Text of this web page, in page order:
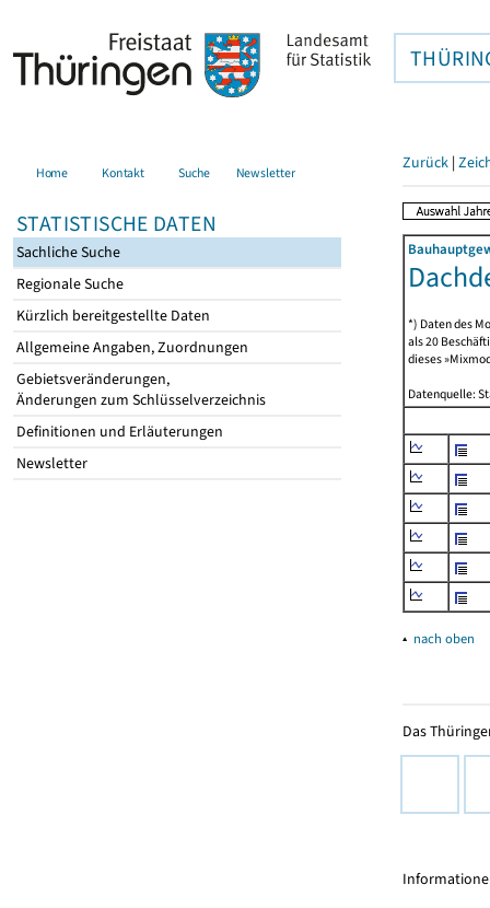
Home Kontakt Suche Newsletter
STATISTISCHE DATEN
Sachliche Suche
Regionale Suche
Kürzlich bereitgestellte Daten
Allgemeine Angaben, Zuordnungen
Gebietsveränderungen,
Änderungen zum Schlüsselverzeichnis
Definitionen und Erläuterungen
Newsletter
Zurück |
*) Daten des
als 20
dieses
Datenquelle:
▴ nach oben
Das